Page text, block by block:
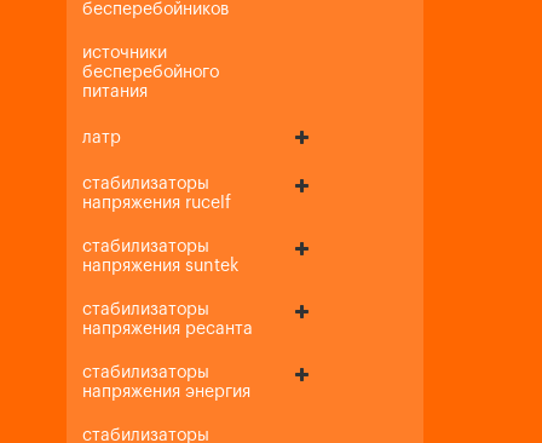
бесперебойников
источники
бесперебойного
питания
латр
стабилизаторы
напряжения rucelf
стабилизаторы
напряжения suntek
стабилизаторы
напряжения ресанта
стабилизаторы
напряжения энергия
стабилизаторы